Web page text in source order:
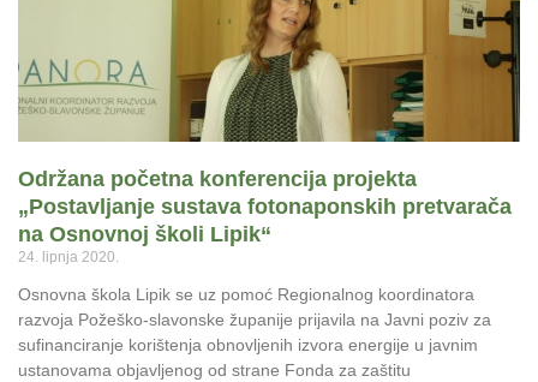
Održana početna konferencija projekta
„Postavljanje sustava fotonaponskih pretvarača
na Osnovnoj školi Lipik“
24. lipnja 2020.
Osnovna škola Lipik se uz pomoć Regionalnog koordinatora
razvoja Požeško-slavonske županije prijavila na Javni poziv za
sufinanciranje korištenja obnovljenih izvora energije u javnim
ustanovama objavljenog od strane Fonda za zaštitu